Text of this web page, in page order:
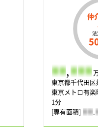
仲
- - ,- - -
東京都千代田区
東京メトロ有
1分
[専有面積] - - .-